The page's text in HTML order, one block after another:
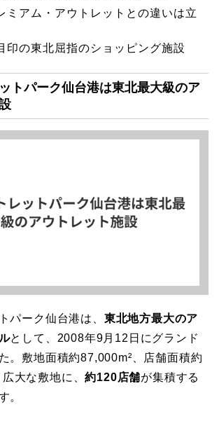
ミアム・アウトレットとの違いは立
印の東北屈指のショッピング施設
トパーク仙台港は東北最大級のア
パーク仙台港は、 東北地方最大のア
として、2008年9月12日にグランド
。敷地面積約87,000m²、店舗面積約
大な敷地に、約120店舗が集積する
。